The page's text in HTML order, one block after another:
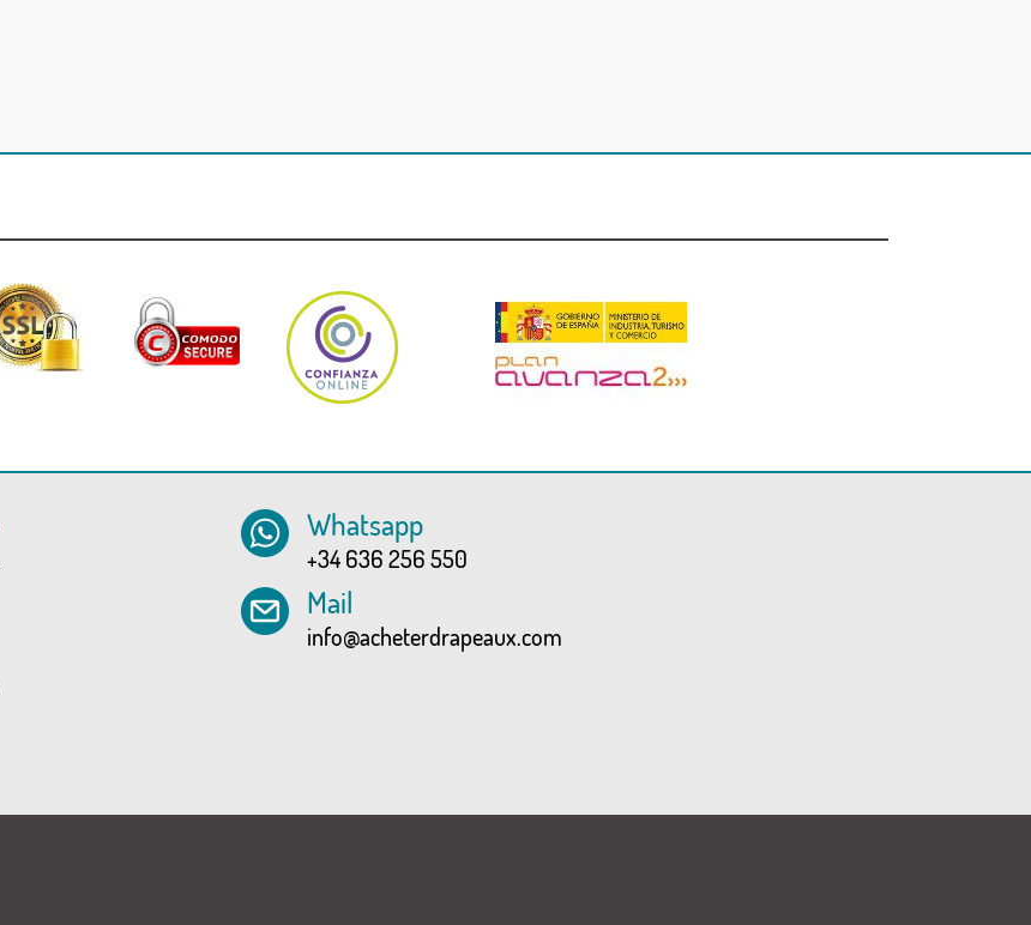
Whatsapp
+34 636 256 550
Mail
info@acheterdrapeaux.com